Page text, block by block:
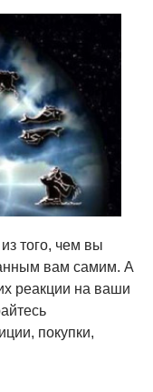
того, чем вы
вам самим. А
реакции на ваши
покупки,